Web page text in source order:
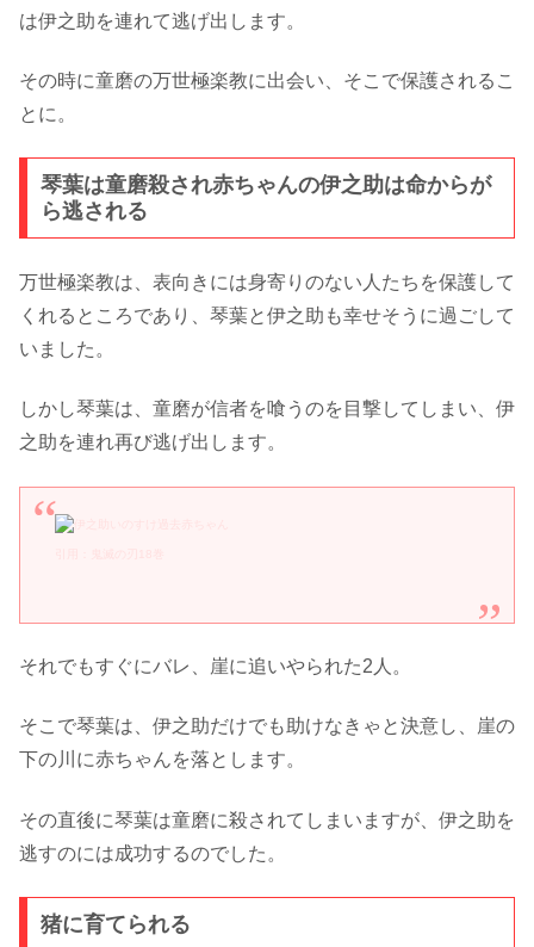
は伊之助を連れて逃げ出します。
その時に童磨の万世極楽教に出会い、そこで保護されるこ
とに。
琴葉は童磨殺され赤ちゃんの伊之助は命からが
ら逃される
万世極楽教は、表向きには身寄りのない人たちを保護して
くれるところであり、琴葉と伊之助も幸せそうに過ごして
いました。
しかし琴葉は、童磨が信者を喰うのを目撃してしまい、伊
之助を連れ再び逃げ出します。
それでもすぐにバレ、崖に追いやられた2人。
そこで琴葉は、伊之助だけでも助けなきゃと決意し、崖の
下の川に赤ちゃんを落とします。
その直後に琴葉は童磨に殺されてしまいますが、伊之助を
逃すのには成功するのでした。
猪に育てられる